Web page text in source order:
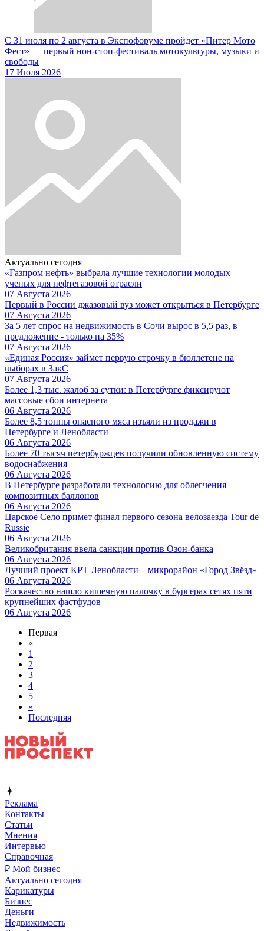
С 31 июля по 2 августа в Экспофоруме пройдет «Питер Мото
Фест» — первый нон-стоп-фестиваль мотокультуры, музыки и
свободы
17 Июля 2026
Актуально сегодня
«Газпром нефть» выбрала лучшие технологии молодых
ученых для нефтегазовой отрасли
07 Августа 2026
Первый в России джазовый вуз может открыться в Петербурге
07 Августа 2026
За 5 лет спрос на недвижимость в Сочи вырос в 5,5 раз, в
предложение - только на 35%
07 Августа 2026
«Единая Россия» займет первую строчку в бюллетене на
выборах в ЗакС
07 Августа 2026
Более 1,3 тыс. жалоб за сутки: в Петербурге фиксируют
массовые сбои интернета
06 Августа 2026
Более 8,5 тонны опасного мяса изъяли из продажи в
Петербурге и Ленобласти
06 Августа 2026
Более 70 тысяч петербуржцев получили обновленную систему
водоснабжения
06 Августа 2026
В Петербурге разработали технологию для облегчения
композитных баллонов
06 Августа 2026
Царское Село примет финал первого сезона велозаезда Tour de
Russie
06 Августа 2026
Великобритания ввела санкции против Озон-банка
06 Августа 2026
Лучший проект КРТ Ленобласти – микрорайон «Город Звёзд»
06 Августа 2026
Роскачество нашло кишечную палочку в бургерах сетях пяти
крупнейших фастфудов
06 Августа 2026
Первая
«
1
2
3
4
5
»
Последняя
Реклама
Контакты
Статьи
Мнения
Интервью
Справочная
₽ Мой бизнес
Актуально сегодня
Карикатуры
Бизнес
Деньги
Недвижимость